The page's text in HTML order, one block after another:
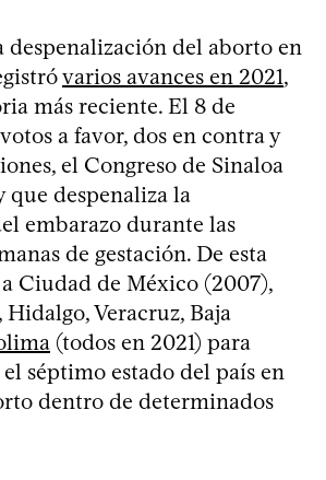
despenalización del aborto en
varios avances en 2021,
más reciente. El 8 de
a favor, dos en contra y
el Congreso de Sinaloa
que despenaliza la
embarazo durante las
de gestación. De esta
Ciudad de México (2007),
Hidalgo, Veracruz, Baja
(todos en 2021) para
séptimo estado del país en
dentro de determinados